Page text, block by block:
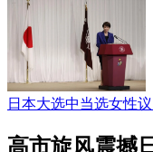
日本大选中当选女性
高市旋风震撼